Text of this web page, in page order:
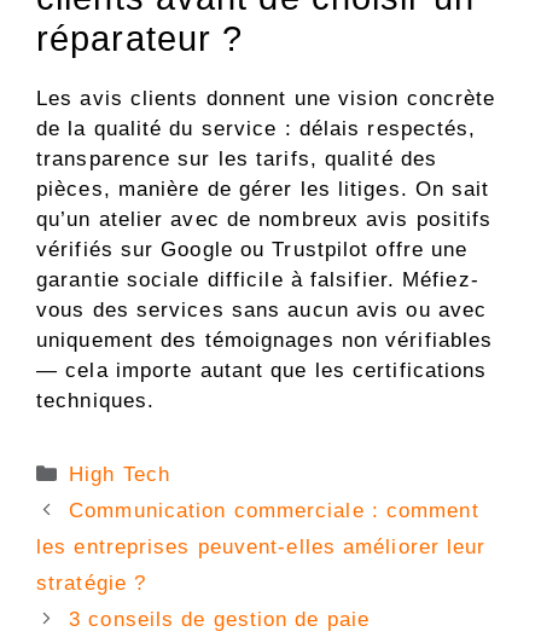
réparateur ?
Les avis clients donnent une vision concrète
de la qualité du service : délais respectés,
transparence sur les tarifs, qualité des
pièces, manière de gérer les litiges. On sait
qu’un atelier avec de nombreux avis positifs
vérifiés sur Google ou Trustpilot offre une
garantie sociale difficile à falsifier. Méfiez-
vous des services sans aucun avis ou avec
uniquement des témoignages non vérifiables
— cela importe autant que les certifications
techniques.
Catégories
High Tech
Communication commerciale : comment
les entreprises peuvent-elles améliorer leur
stratégie ?
3 conseils de gestion de paie